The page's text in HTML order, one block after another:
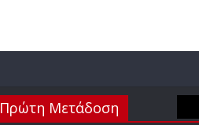
Πρώτη Μετάδοση